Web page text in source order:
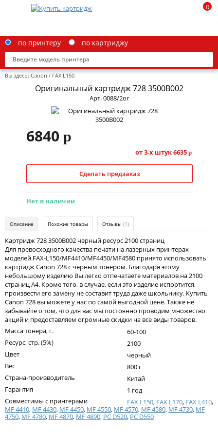
Canon
IBM
Kodak
Konica Minolta
Kyocera
Lexmark
OKI
Panasonic
Ricoh
Samsung
Toshiba
Xerox
Для франкировальной машины
по принтеру по картриджу
0
Вы здесь: Canon / FAX L150
Оригинальный картридж 728 3500B002
Арт. 0088/2or
6840 p
от 3-х штук6635 p
Сделать предзаказ
Нет в наличии
Описание Похожие товары Отзывы (1)
Картридж 728 3500B002 черный ресурс 2100 страниц
Для превосходного качества печати на лазерных принтерах
моделей FAX-L150/MF4410/MF4450/MF4580 принято использовать
картридж Canon 728 с черным тонером. Благодаря этому
небольшому изделию Вы легко отпечатаете материалов на 2100
страниц А4. Кроме того, в случае, если это изделие испортится,
произвести его замену не составит труда даже школьнику. Купить
Canon 728 вы можете у нас по самой выгодной цене. Также не
забывайте о том, что для вас мы постоянно проводим множество
акций и предоставляем огромные скидки на все виды товаров.
Масса тонера, г.
60-100
Ресурс, стр. (5%)
2100
Цвет
черный
Вес
800 г
Страна-производитель
Китай
Гарантия
1 год
Совместимы с принтерами
FAX L150, FAX L170, FAX L410,
MF 4410, MF 4430, MF 4450, MF 4550, MF 4570, MF 4580, MF 4730, MF
4750, MF 4780, MF 4870, MF 4890, PC D520, PC D550